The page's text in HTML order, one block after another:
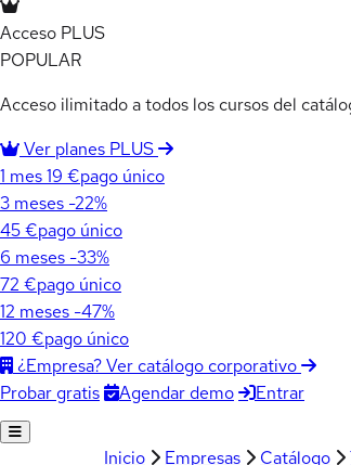
Acceso PLUS
POPULAR
Acceso ilimitado a todos los cursos del
Ver planes PLUS
1 mes19 €pago único
3 meses -22%
45 €pago único
6 meses -33%
72 €pago único
12 meses -47%
120 €pago único
¿Empresa? Ver catálogo corporativo
Probar gratis
Agendar demo Entrar
Inicio Empresas Catálogo